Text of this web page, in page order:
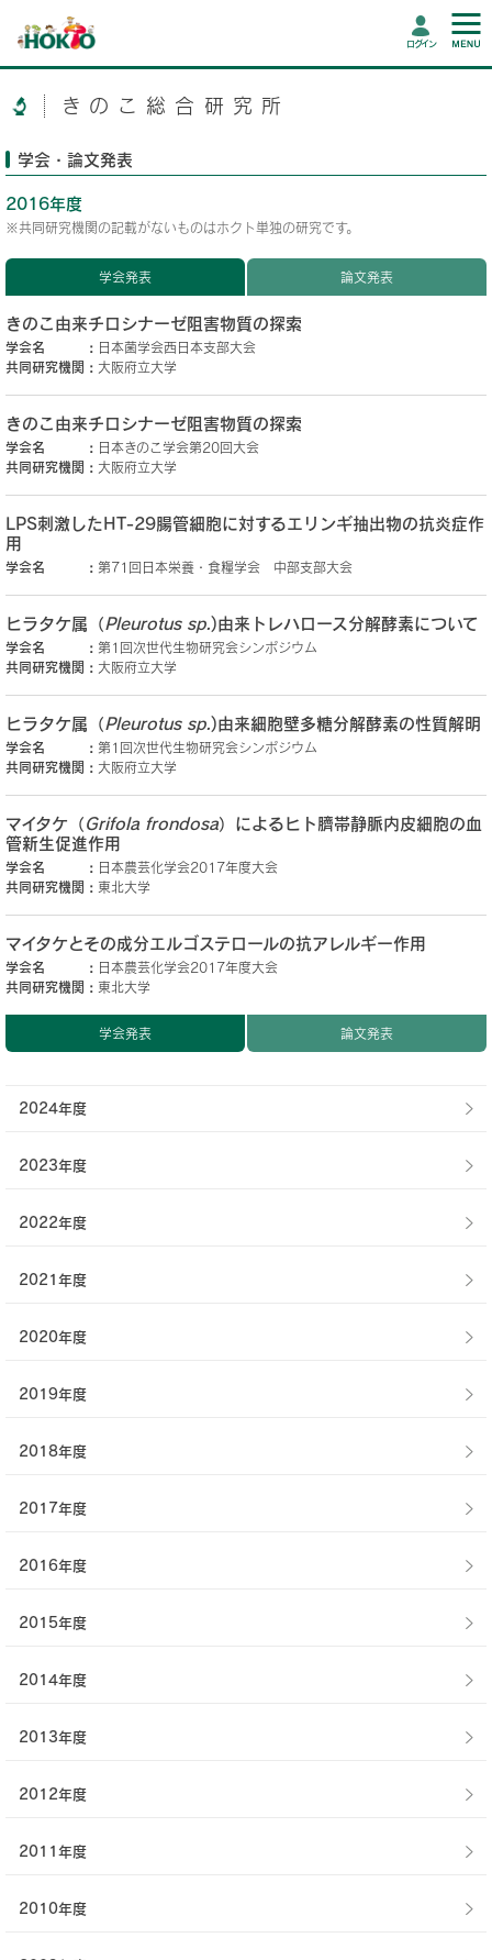
ログイン
きのこ総合研究所
学会・論文発表
2016年度
※共同研究機関の記載がないものはホクト単独の研究です。
学会発表 論文発表
きのこ由来チロシナーゼ阻害物質の探索
学会名
日本菌学会西日本支部大会
共同研究機関
大阪府立大学
きのこ由来チロシナーゼ阻害物質の探索
学会名
日本きのこ学会第20回大会
共同研究機関
大阪府立大学
LPS刺激したHT-29腸管細胞に対するエリンギ抽出物の抗炎症作
用
学会名 第71回日本栄養・食糧学会 中部支部大会
ヒラタケ属（Pleurotus sp.)由来トレハロース分解酵素について
学会名
第1回次世代生物研究会シンポジウム
共同研究機関
大阪府立大学
ヒラタケ属（Pleurotus sp.)由来細胞壁多糖分解酵素の性質解明
学会名
第1回次世代生物研究会シンポジウム
共同研究機関
大阪府立大学
マイタケ（Grifola frondosa）によるヒト臍帯静脈内皮細胞の血
管新生促進作用
学会名
日本農芸化学会2017年度大会
共同研究機関
東北大学
マイタケとその成分エルゴステロールの抗アレルギー作用
学会名
日本農芸化学会2017年度大会
共同研究機関
東北大学
学会発表 論文発表
2024年度
2023年度
2022年度
2021年度
2020年度
2019年度
2018年度
2017年度
2016年度
2015年度
2014年度
2013年度
2012年度
2011年度
2010年度